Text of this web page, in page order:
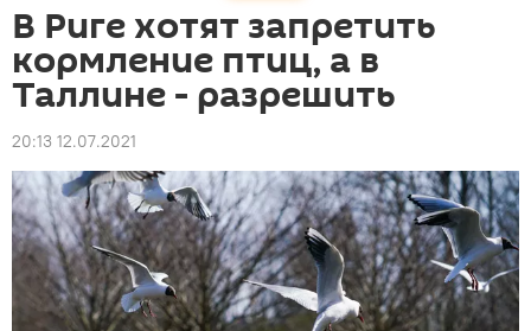
В Риге хотят запретить
кормление птиц, а в
Таллине - разрешить
20:13 12.07.2021